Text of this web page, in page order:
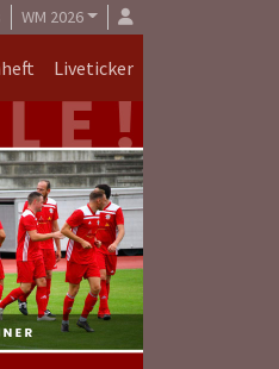
WM 2026
Liveticker